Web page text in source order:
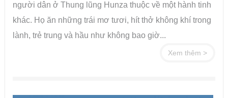
người dân ở Thung lũng Hunza thuộc về một hành tinh
khác. Họ ăn những trái mơ tươi, hít thở không khí trong
lành, trẻ trung và hầu như không bao giờ...
Xem thêm >